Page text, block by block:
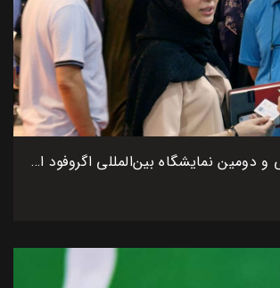
نخستین روز سی و دومین نمایشگاه بین‌المللی اگروفود ایران